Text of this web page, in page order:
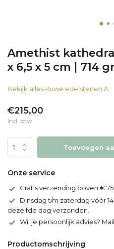
Amethist
x 6,5 x 5 cm | 714
Bekijk alles Ruwe edelstenen A
€215,00
Incl. btw
Toevoegen
Onze service
Gratis verzending boven €
Dinsdag t/m zaterdag vóór
dezelfde dag verzonden.
Wil je persoonlijk advies?
Productomschrijving